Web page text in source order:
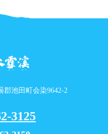
池田町会染9642-2
3125